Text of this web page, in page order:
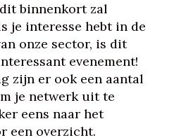
binnenkort zal
je interesse hebt in de
onze sector, is dit
evenement!
zijn er ook een aantal
je netwerk uit te
eens naar het
een overzicht.